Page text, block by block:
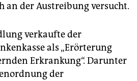
an der Austreibung versucht.
verkaufte der
als „Erörterung
Erkrankung“. Darunter
der